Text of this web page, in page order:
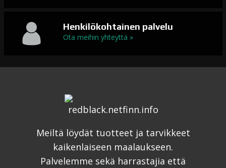
Henkilökohtainen palvelu
Ota meihin yhteyttä »
Meiltä löydät tuotteet ja tarvikkeet
kaikenlaiseen maalaukseen.
Palvelemme sekä harrastajia että